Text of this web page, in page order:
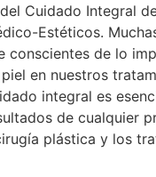
Cuidado Integral
Estéticos.
conscientes de lo
en nuestros
integral es
de cualquier
plástica y los